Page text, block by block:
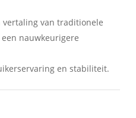
van traditionele
nauwkeurigere
en stabiliteit.